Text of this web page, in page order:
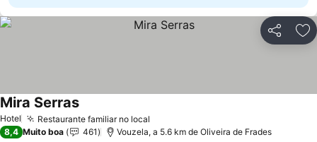
Partilhar
Hotel Restaurante familiar no local
Mira SerrasVer preços
8,4 Muito boa 461 Vouzela, a 5.6 km de Oliveira de Frades